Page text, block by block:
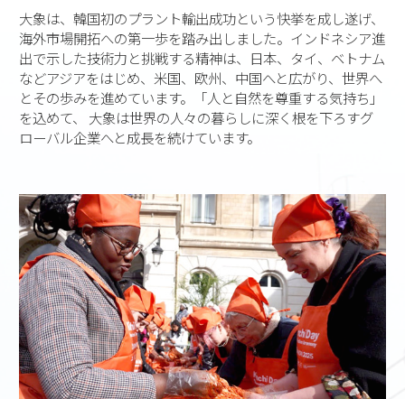
大象は、韓国初のプラント輸出成功という快挙を成し遂げ、
海外市場開拓への第一歩を踏み出しました。インドネシア進
出で示した技術力と挑戦する精神は、日本、タイ、ベトナム
などアジアをはじめ、米国、欧州、中国へと広がり、世界へ
とその歩みを進めています。「人と自然を尊重する気持ち」
を込めて、 大象は世界の人々の暮らしに深く根を下ろすグ
ローバル企業へと成長を続けています。